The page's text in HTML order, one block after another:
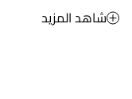
شاهد المزيد